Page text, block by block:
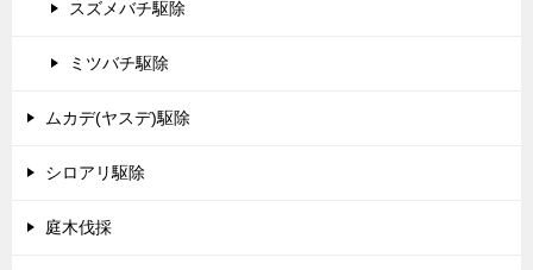
スズメバチ駆除
ミツバチ駆除
ムカデ(ヤスデ)駆除
シロアリ駆除
庭木伐採